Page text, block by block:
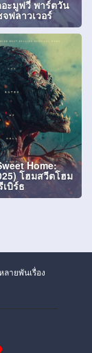
อะมูฟวี่ พาร์ตวัน
จฟลาวเวอร์
Home:
โฮมสวีตโฮม
เบิร์ธ
ายพันเรื่อง